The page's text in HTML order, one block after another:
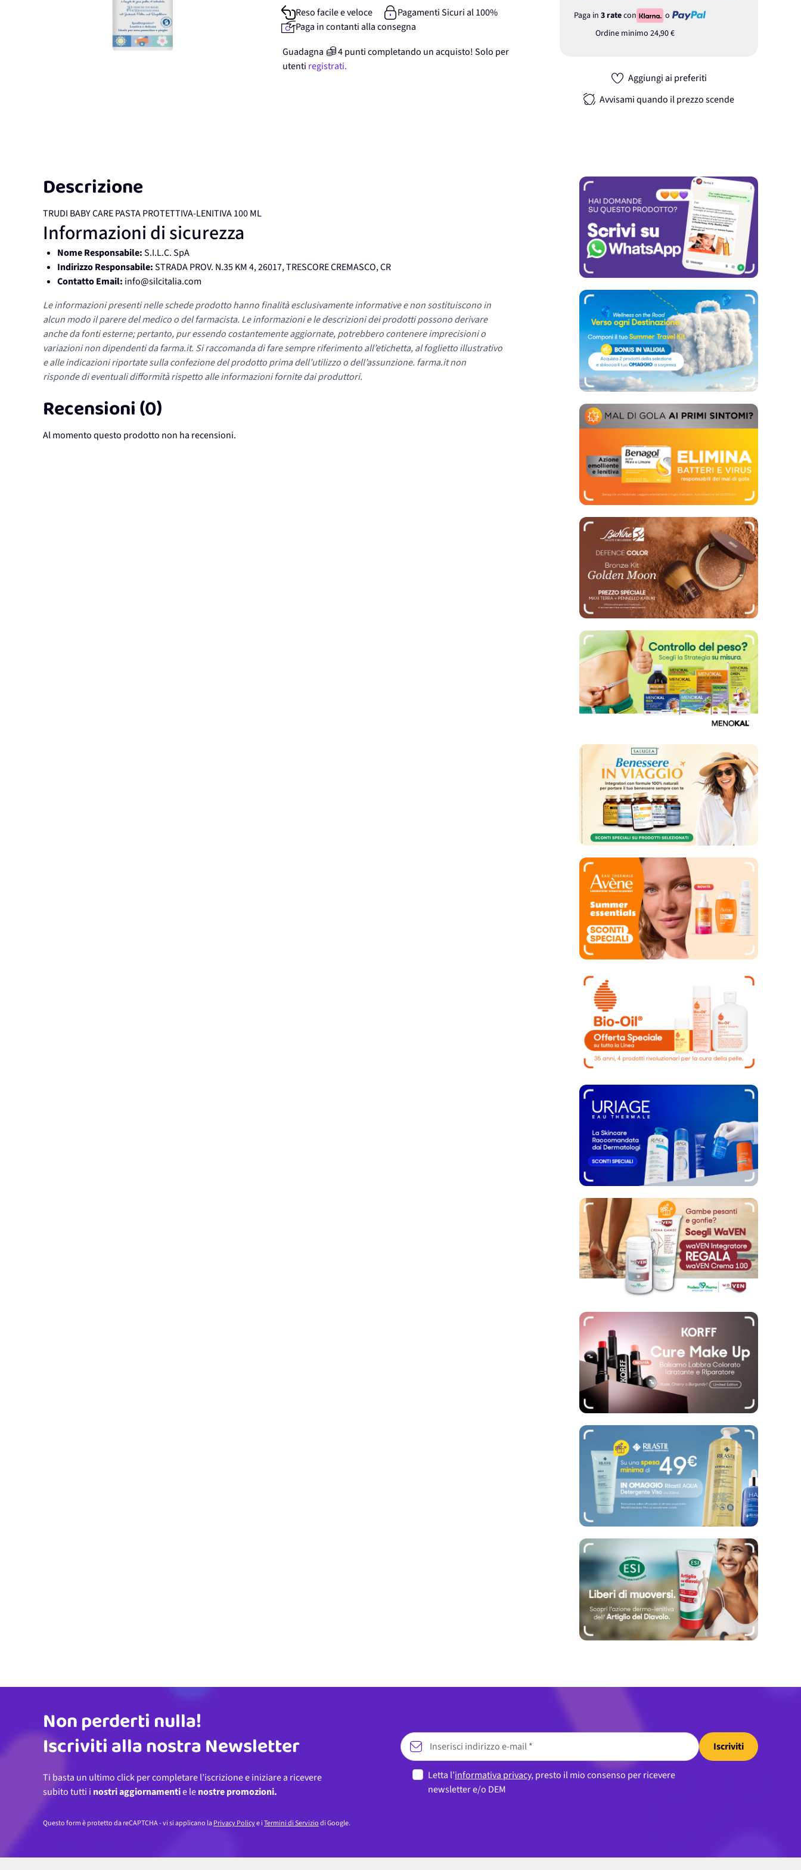
Paga in 3 ratecon
o
Ordine minimo 24,90 €
Aggiungi ai preferiti
Avvisami quando il prezzo scende
Reso facile e veloce
Pagamenti Sicuri al 100%
Paga in contanti alla consegna
Guadagna
4punticompletando un acquisto! Solo per
utenti registrati.
Descrizione
TRUDI BABY CARE PASTA PROTETTIVA-LENITIVA 100 ML
Informazioni di sicurezza
Nome Responsabile:S.I.L.C. SpA
Indirizzo Responsabile:STRADA PROV. N.35 KM 4, 26017, TRESCORE CREMASCO, CR
Contatto Email: info@silcitalia.com
Le informazioni presenti nelle schede prodotto hanno finalità esclusivamente informative e non sostituiscono in
alcun modo il parere del medico o del farmacista. Le informazioni e le descrizioni dei prodotti possono derivare
anche da fonti esterne; pertanto, pur essendo costantemente aggiornate, potrebbero contenere imprecisioni o
variazioni non dipendenti da farma.it. Si raccomanda di fare sempre riferimento all’etichetta, al foglietto illustrativo
e alle indicazioni riportate sulla confezione del prodotto prima dell’utilizzo o dell’assunzione. farma.it non
risponde di eventuali difformità rispetto alle informazioni fornite dai produttori.
Recensioni (0)
Al momento questo prodotto non ha recensioni.
Indirizzo email
Non perderti nulla!
Iscriviti alla nostra Newsletter
Ti basta un ultimo click per completare l’iscrizione e iniziare a ricevere
subito tutti i nostri aggiornamentie lenostre promozioni.
Iscriviti
Letta l’informativa privacy, presto il mio consenso per ricevere
newsletter e/o DEM
Questo form è protetto da reCAPTCHA - vi si applicano laPrivacy Policye iTermini di Serviziodi Google.